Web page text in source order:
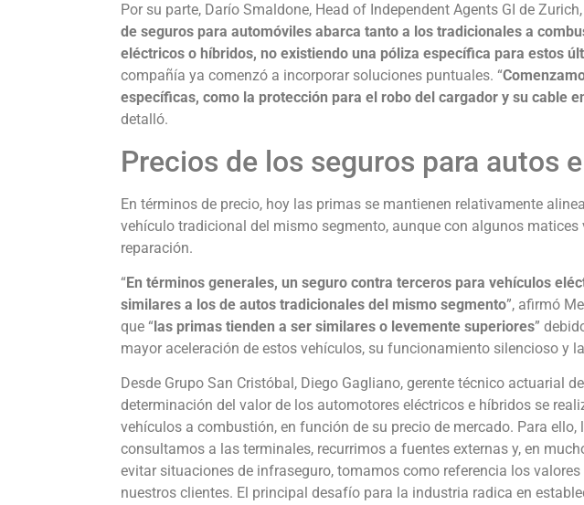
Por su parte, Darío Smaldone, Head of Independent Agents GI de
de seguros para automóviles abarca tanto a los tradicionales a
eléctricos o híbridos, no existiendo una póliza específica para estos
compañía ya comenzó a incorporar soluciones puntuales. “
específicas, como la protección para el robo del cargador y su cable
detalló.
Precios de los seguros para autos
En términos de precio, hoy las primas se mantienen relativamente
vehículo tradicional del mismo segmento, aunque con algunos
reparación.
“En términos generales, un seguro contra terceros para vehículos
similares a los de autos tradicionales del mismo segmento”, afirmó
que “las primas tienden a ser similares o levemente superiores”
mayor aceleración de estos vehículos, su funcionamiento silencioso y
Desde Grupo San Cristóbal, Diego Gagliano, gerente técnico actuarial
determinación del valor de los automotores eléctricos e híbridos se
vehículos a combustión, en función de su precio de mercado. Para ello,
consultamos a las terminales, recurrimos a fuentes externas y, en
evitar situaciones de infraseguro, tomamos como referencia los
nuestros clientes. El principal desafío para la industria radica en